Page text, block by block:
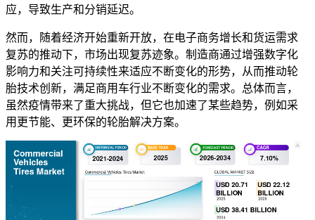
应，导致生产和分销延迟。
然而，随着经济开始重新开放，在电子商务增长和货运需求
复苏的推动下，市场出现复苏迹象。制造商通过增强数字化
影响力和关注可持续性来适应不断变化的形势，从而推动轮
胎技术创新，满足商用车行业不断变化的需求。总体而言，
虽然疫情带来了重大挑战，但它也加速了某些趋势，例如采
用更节能、更环保的轮胎解决方案。